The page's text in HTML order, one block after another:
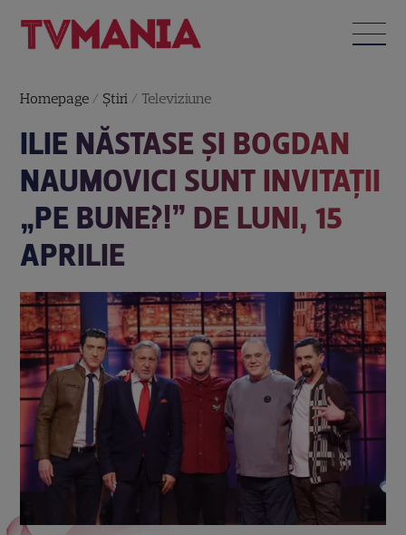
Homepage / Știri / Televiziune
ILIE NĂSTASE ȘI BOGDAN
NAUMOVICI SUNT INVITAȚII
„PE BUNE?!” DE LUNI, 15
APRILIE